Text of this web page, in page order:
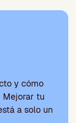
y cómo
Mejorar tu
a solo un